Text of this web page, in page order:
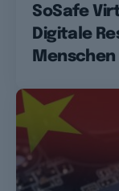
SoSafe
Digitale
Menschen